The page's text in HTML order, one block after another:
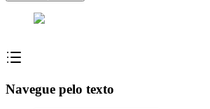
Navegue pelo texto